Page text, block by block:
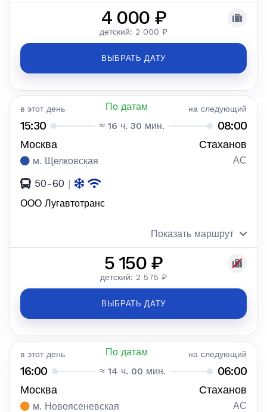
4 000 ₽
детский: 2 000 ₽
ВЫБРАТЬ ДАТУ
в этот день По датам на следующий
15:30 ≈ 16 ч. 30 мин. 08:00
Москва Стаханов
м. Щелковская АС
50-60 |
ООО Лугавтотранс
Показать маршрут
5 150 ₽
детский: 2 575 ₽
ВЫБРАТЬ ДАТУ
в этот день По датам на следующий
16:00 ≈ 14 ч. 00 мин. 06:00
Москва Стаханов
м. Новоясеневская АС